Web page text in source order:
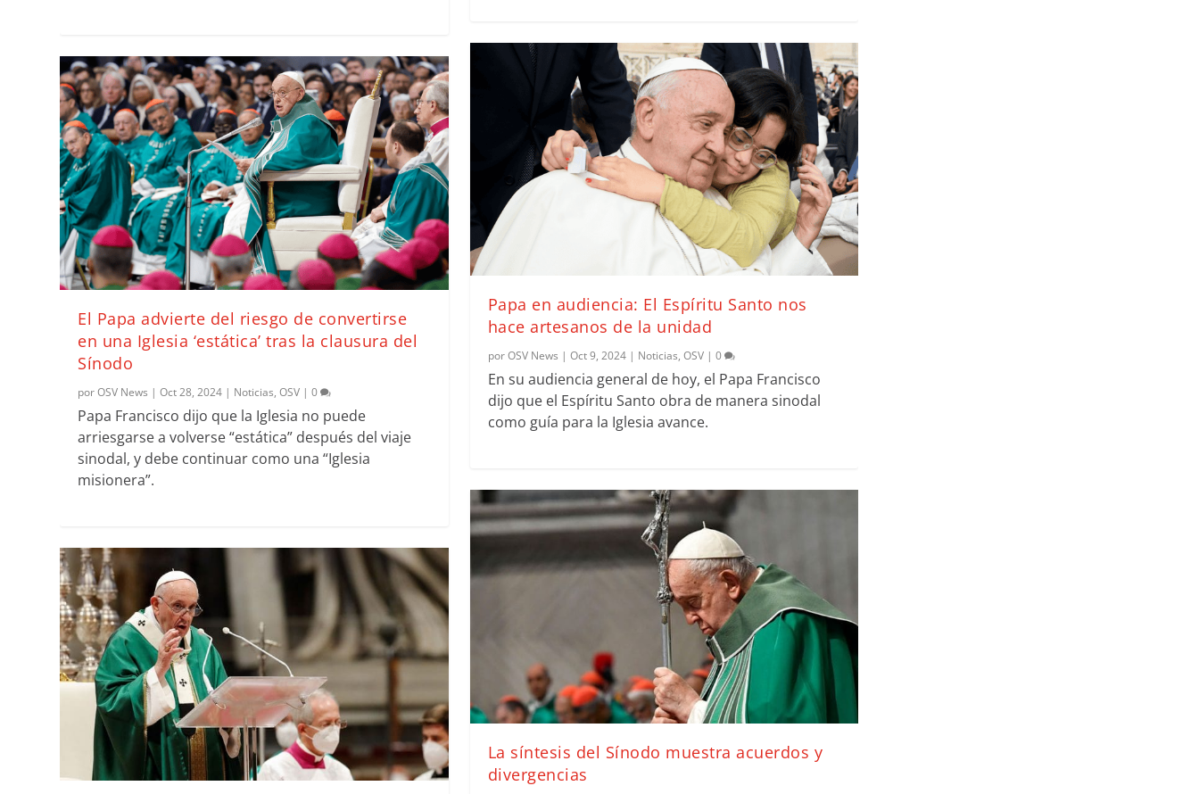
El Papa advierte del riesgo de convertirse
en una Iglesia ‘estática’ tras la clausura del
Sínodo
porOSV News |Oct 28, 2024 | Noticias,OSV |0
Papa Francisco dijo que la Iglesia no puede
arriesgarse a volverse “estática” después del viaje
sinodal, y debe continuar como una “Iglesia
misionera”.
Papa en audiencia: El Espíritu Santo nos
hace artesanos de la unidad
porOSV News | Oct 9, 2024| Noticias, OSV| 0
En su audiencia general de hoy, el Papa Francisco
dijo que el Espíritu Santo obra de manera sinodal
como guía para la Iglesia avance.
La síntesis del Sínodo muestra acuerdos y
divergencias